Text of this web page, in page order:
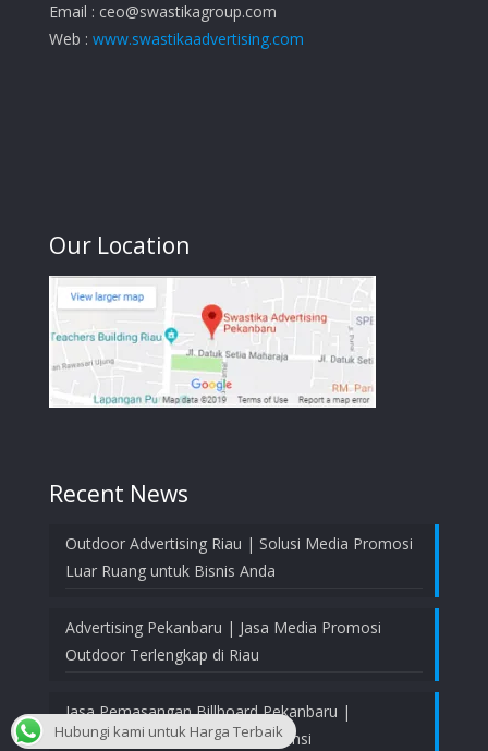
Email : ceo@swastikagroup.com
Web : www.swastikaadvertising.com
Our Location
Recent News
Outdoor Advertising Riau | Solusi Media Promosi
Luar Ruang untuk Bisnis Anda
Advertising Pekanbaru | Jasa Media Promosi
Outdoor Terlengkap di Riau
Jasa Pemasangan Billboard Pekanbaru |
Profesional, Aman, dan Bergaransi
Hubungi kami untuk Harga Terbaik